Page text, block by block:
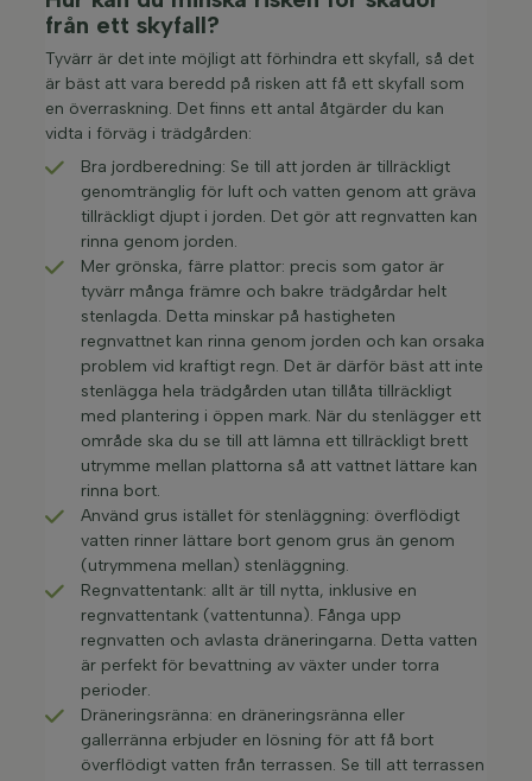
från ett skyfall?
Tyvärr är det inte möjligt att förhindra ett skyfall, så det
är bäst att vara beredd på risken att få ett skyfall som
en överraskning. Det finns ett antal åtgärder du kan
vidta i förväg i trädgården:
Bra jordberedning: Se till att jorden är tillräckligt
genomtränglig för luft och vatten genom att gräva
tillräckligt djupt i jorden. Det gör att regnvatten kan
rinna genom jorden.
Mer grönska, färre plattor: precis som gator är
tyvärr många främre och bakre trädgårdar helt
stenlagda. Detta minskar på hastigheten
regnvattnet kan rinna genom jorden och kan orsaka
problem vid kraftigt regn. Det är därför bäst att inte
stenlägga hela trädgården utan tillåta tillräckligt
med plantering i öppen mark. När du stenlägger ett
område ska du se till att lämna ett tillräckligt brett
utrymme mellan plattorna så att vattnet lättare kan
rinna bort.
Använd grus istället för stenläggning: överflödigt
vatten rinner lättare bort genom grus än genom
(utrymmena mellan) stenläggning.
Regnvattentank: allt är till nytta, inklusive en
regnvattentank (vattentunna). Fånga upp
regnvatten och avlasta dräneringarna. Detta vatten
är perfekt för bevattning av växter under torra
perioder.
Dräneringsränna: en dräneringsränna eller
gallerränna erbjuder en lösning för att få bort
överflödigt vatten från terrassen. Se till att terrassen